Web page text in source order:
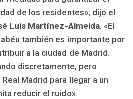
de los residentes», dijo el
Luis Martínez-Almeida. «El
también es importante por
a la ciudad de Madrid.
discretamente, pero
Madrid para llegar a un
reducir el ruido».